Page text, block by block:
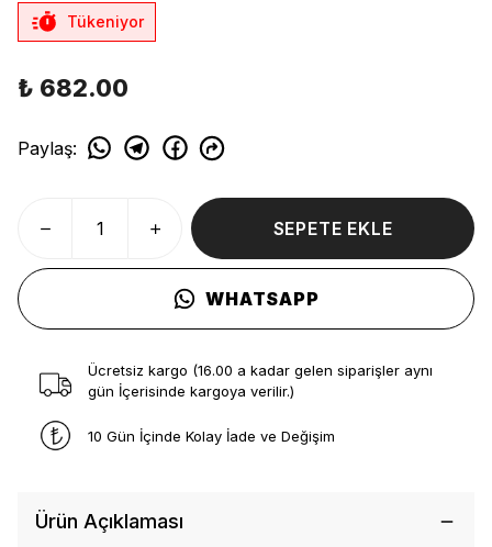
Tükeniyor
₺ 682.00
Paylaş:
SEPETE EKLE
WHATSAPP
Ücretsiz kargo (16.00 a kadar gelen siparişler aynı
gün İçerisinde kargoya verilir.)
10 Gün İçinde Kolay İade ve Değişim
Ürün Açıklaması